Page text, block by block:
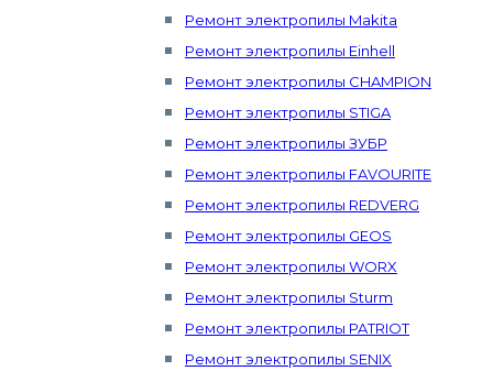
Ремонт электропилы Makita
Ремонт электропилы Einhell
Ремонт электропилы CHAMPION
Ремонт электропилы STIGA
Ремонт электропилы ЗУБР
Ремонт электропилы FAVOURITE
Ремонт электропилы REDVERG
Ремонт электропилы GEOS
Ремонт электропилы WORX
Ремонт электропилы Sturm
Ремонт электропилы PATRIOT
Ремонт электропилы SENIX